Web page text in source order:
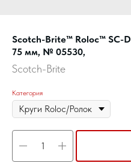
Scotch-Brite™ Roloc™ SC-
75 мм, № 05530,
Scotch-Brite
Категория